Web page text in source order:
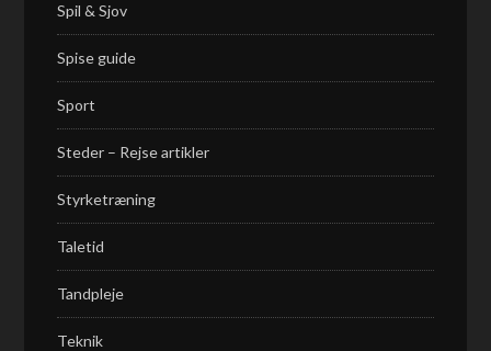
Spil & Sjov
Spise guide
Sport
Steder – Rejse artikler
Styrketræning
Taletid
Tandpleje
Teknik